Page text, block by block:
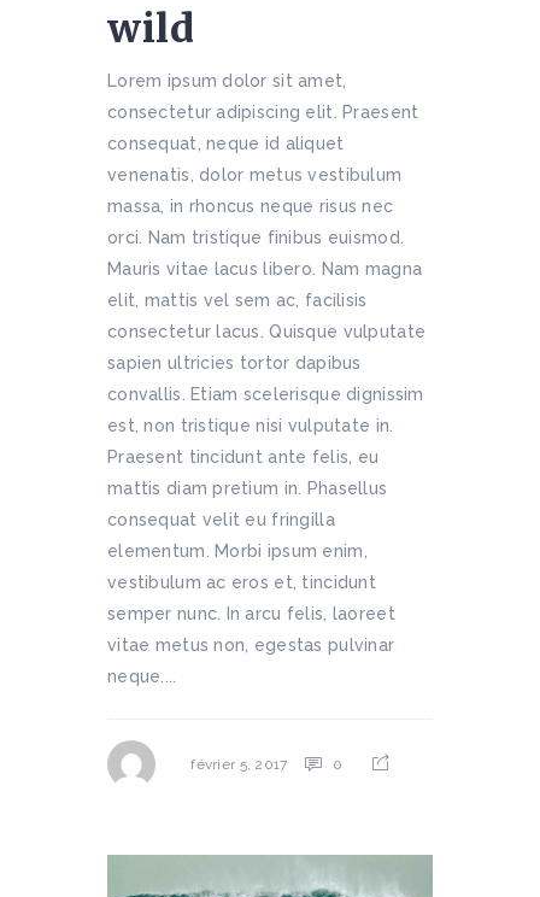
wild
Lorem ipsum dolor sit amet,
consectetur adipiscing elit. Praesent
consequat, neque id aliquet
venenatis, dolor metus vestibulum
massa, in rhoncus neque risus nec
orci. Nam tristique finibus euismod.
Mauris vitae lacus libero. Nam magna
elit, mattis vel sem ac, facilisis
consectetur lacus. Quisque vulputate
sapien ultricies tortor dapibus
convallis. Etiam scelerisque dignissim
est, non tristique nisi vulputate in.
Praesent tincidunt ante felis, eu
mattis diam pretium in. Phasellus
consequat velit eu fringilla
elementum. Morbi ipsum enim,
vestibulum ac eros et, tincidunt
semper nunc. In arcu felis, laoreet
vitae metus non, egestas pulvinar
neque....
février 5, 2017 0